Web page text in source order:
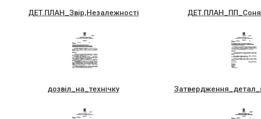
ДЕТ.ПЛАН_Звiр,Незалежностi
дозвiл_на_технiчку